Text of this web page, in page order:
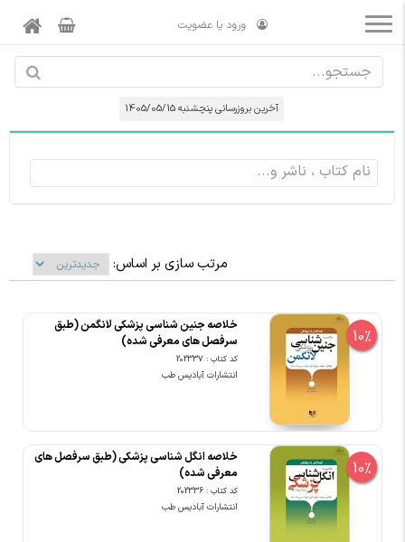
ورود یا عضویت
آخرین بروزرسانی پنچشنبه 1405/05/15
مرتب سازی بر اساس:
10%
خلاصه جنین شناسی پزشکی لانگمن (طبق
سرفصل های معرفی شده)
کد کتاب : 202337
انتشارات آبادیس طب
10%
خلاصه انگل شناسی پزشکی (طبق سرفصل های
معرفی شده)
کد کتاب : 202336
انتشارات آبادیس طب